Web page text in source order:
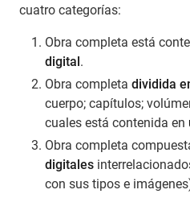
cuatro categorías:
Obra completa está
digital .
Obra completa dividida
cuerpo; capítulos;
cuales está contenida en
Obra completa
digitales
con sus tipos e